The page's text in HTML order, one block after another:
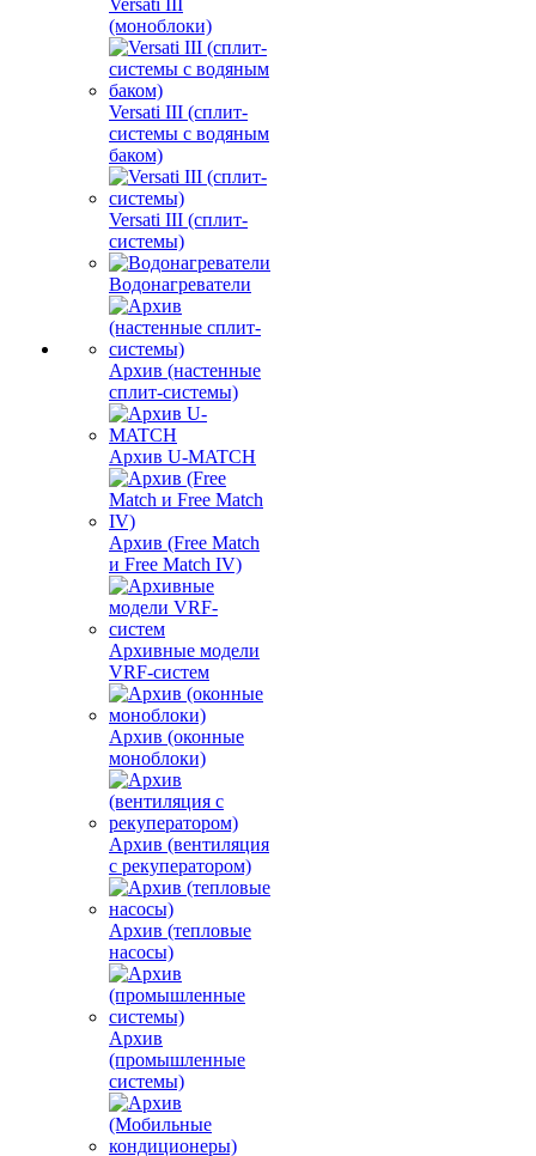
Versati III
(моноблоки)
Versati III (сплит-
системы с водяным
баком)
Versati III (сплит-
системы)
Водонагреватели
Архив (настенные
сплит-системы)
Архив U-MATCH
Архив (Free Match
и Free Match IV)
Архивные модели
VRF-систем
Архив (оконные
моноблоки)
Архив (вентиляция
с рекуператором)
Архив (тепловые
насосы)
Архив
(промышленные
системы)